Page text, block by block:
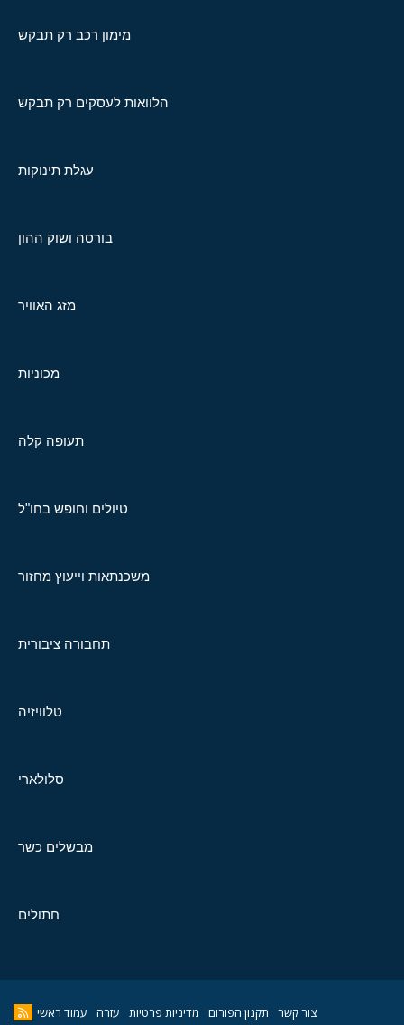
מימון רכב רק תבקש
הלוואות לעסקים רק תבקש
עגלת תינוקות
בורסה ושוק ההון
מזג האוויר
מכוניות
תעופה קלה
טיולים וחופש בחו"ל
משכנתאות וייעוץ מחזור
תחבורה ציבורית
טלוויזיה
סלולארי
מבשלים כשר
חתולים
צור קשר תקנון הפורום מדיניות פרטיות עזרה עמוד ראשי